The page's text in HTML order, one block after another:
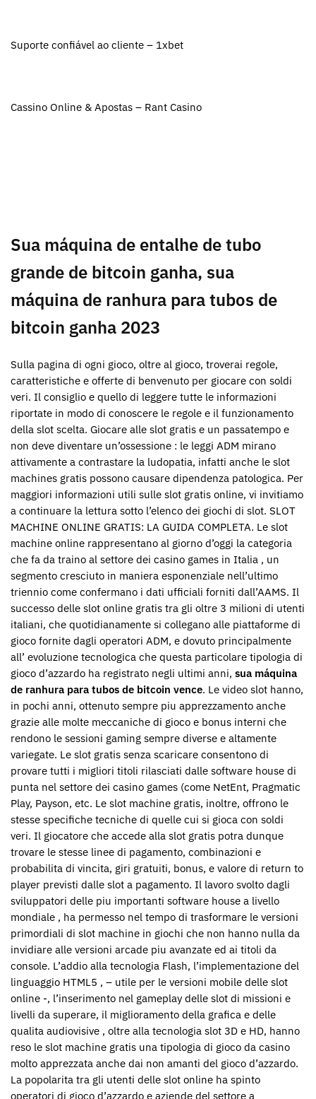
Suporte confiável ao cliente – 1xbet
Cassino Online & Apostas – Rant Casino
Sua máquina de entalhe de tubo
grande de bitcoin ganha, sua
máquina de ranhura para tubos de
bitcoin ganha 2023
Sulla pagina di ogni gioco, oltre al gioco, troverai regole,
caratteristiche e offerte di benvenuto per giocare con soldi
veri. Il consiglio e quello di leggere tutte le informazioni
riportate in modo di conoscere le regole e il funzionamento
della slot scelta. Giocare alle slot gratis e un passatempo e
non deve diventare un’ossessione : le leggi ADM mirano
attivamente a contrastare la ludopatia, infatti anche le slot
machines gratis possono causare dipendenza patologica. Per
maggiori informazioni utili sulle slot gratis online, vi invitiamo
a continuare la lettura sotto l’elenco dei giochi di slot. SLOT
MACHINE ONLINE GRATIS: LA GUIDA COMPLETA. Le slot
machine online rappresentano al giorno d’oggi la categoria
che fa da traino al settore dei casino games in Italia , un
segmento cresciuto in maniera esponenziale nell’ultimo
triennio come confermano i dati ufficiali forniti dall’AAMS. Il
successo delle slot online gratis tra gli oltre 3 milioni di utenti
italiani, che quotidianamente si collegano alle piattaforme di
gioco fornite dagli operatori ADM, e dovuto principalmente
all’ evoluzione tecnologica che questa particolare tipologia di
gioco d’azzardo ha registrato negli ultimi anni, sua máquina
de ranhura para tubos de bitcoin vence. Le video slot hanno,
in pochi anni, ottenuto sempre piu apprezzamento anche
grazie alle molte meccaniche di gioco e bonus interni che
rendono le sessioni gaming sempre diverse e altamente
variegate. Le slot gratis senza scaricare consentono di
provare tutti i migliori titoli rilasciati dalle software house di
punta nel settore dei casino games (come NetEnt, Pragmatic
Play, Payson, etc. Le slot machine gratis, inoltre, offrono le
stesse specifiche tecniche di quelle cui si gioca con soldi
veri. Il giocatore che accede alla slot gratis potra dunque
trovare le stesse linee di pagamento, combinazioni e
probabilita di vincita, giri gratuiti, bonus, e valore di return to
player previsti dalle slot a pagamento. Il lavoro svolto dagli
sviluppatori delle piu importanti software house a livello
mondiale , ha permesso nel tempo di trasformare le versioni
primordiali di slot machine in giochi che non hanno nulla da
invidiare alle versioni arcade piu avanzate ed ai titoli da
console. L’addio alla tecnologia Flash, l’implementazione del
linguaggio HTML5 , – utile per le versioni mobile delle slot
online -, l’inserimento nel gameplay delle slot di missioni e
livelli da superare, il miglioramento della grafica e delle
qualita audiovisive , oltre alla tecnologia slot 3D e HD, hanno
reso le slot machine gratis una tipologia di gioco da casino
molto apprezzata anche dai non amanti del gioco d’azzardo.
La popolarita tra gli utenti delle slot online ha spinto
operatori di gioco d’azzardo e aziende del settore a